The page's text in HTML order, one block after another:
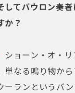
てバウロン奏者
か？
ショーン・オ・リ
単なる鳴り物か
ーランというバ